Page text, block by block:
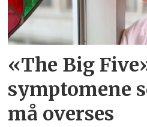
«The Big
symptomene
må overses